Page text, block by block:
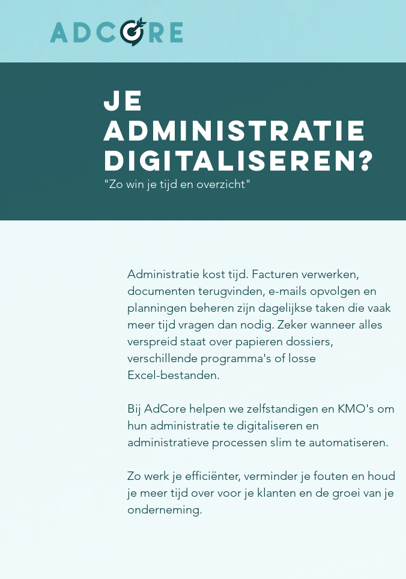
Je
administratie
digitaliseren?
"Zo win je tijd en overzicht"
Administratie kost tijd. Facturen verwerken,
documenten terugvinden, e-mails opvolgen en
planningen beheren zijn dagelijkse taken die vaak
meer tijd vragen dan nodig. Zeker wanneer alles
verspreid staat over papieren dossiers,
verschillende programma's of losse
Excel-bestanden.
Bij AdCore helpen we zelfstandigen en KMO's om
hun administratie te digitaliseren en
administratieve processen slim te automatiseren.
Zo werk je efficiënter, verminder je fouten en houd
je meer tijd over voor je klanten en de groei van je
onderneming.